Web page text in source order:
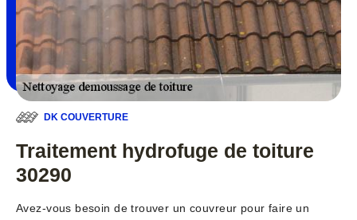
DK COUVERTURE
Traitement hydrofuge de toiture
30290
Avez-vous besoin de trouver un couvreur pour faire un